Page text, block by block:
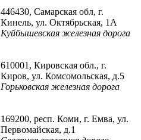
446430, Самарская обл, г.
Кинель, ул. Октябрьская, 1А
Куйбышевская железная дорога
610001, Кировская обл., г.
Киров, ул. Комсомольская, д.5
Горьковская железная дорога
169200, респ. Коми, г. Емва, ул.
Первомайская, д.1